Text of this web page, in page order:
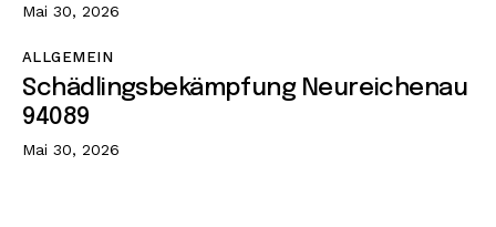
Mai 30, 2026
ALLGEMEIN
Schädlingsbekämpfung Neureichenau
94089
Mai 30, 2026